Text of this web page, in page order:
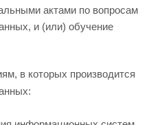
актами по вопросам
и (или) обучение
в которых производится